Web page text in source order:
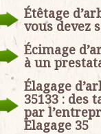
Étêtage
vous devez
Écimage
à un
Élagage
35133 : des
par
Elagage 35